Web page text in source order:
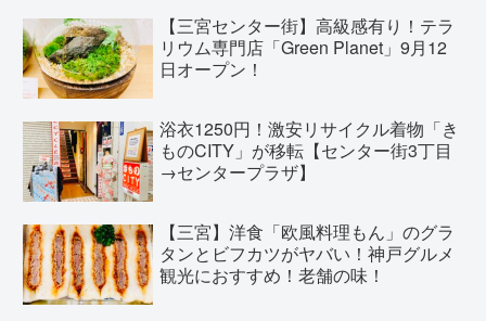
【三宮センター街】高級感有り！テラ
リウム専門店「Green Planet」9月12
日オープン！
浴衣1250円！激安リサイクル着物「き
ものCITY」が移転【センター街3丁目
→センタープラザ】
【三宮】洋食「欧風料理もん」のグラ
タンとビフカツがヤバい！神戸グルメ
観光におすすめ！老舗の味！